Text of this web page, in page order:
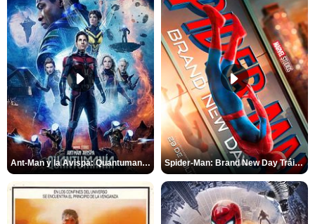
Ant-Man y la Avispa: Quantumanía Tráiler (2) Spider-Man: Brand New Day Tráiler (3)